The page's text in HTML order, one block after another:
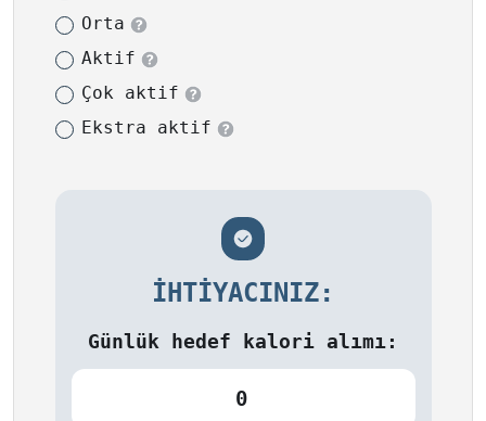
Orta
Aktif
Çok aktif
Ekstra aktif
İHTIYACINIZ:
Günlük hedef kalori alımı:
0